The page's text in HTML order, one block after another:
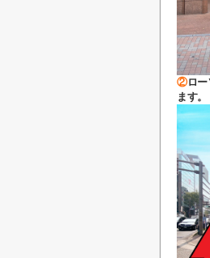
②ロー
ます。